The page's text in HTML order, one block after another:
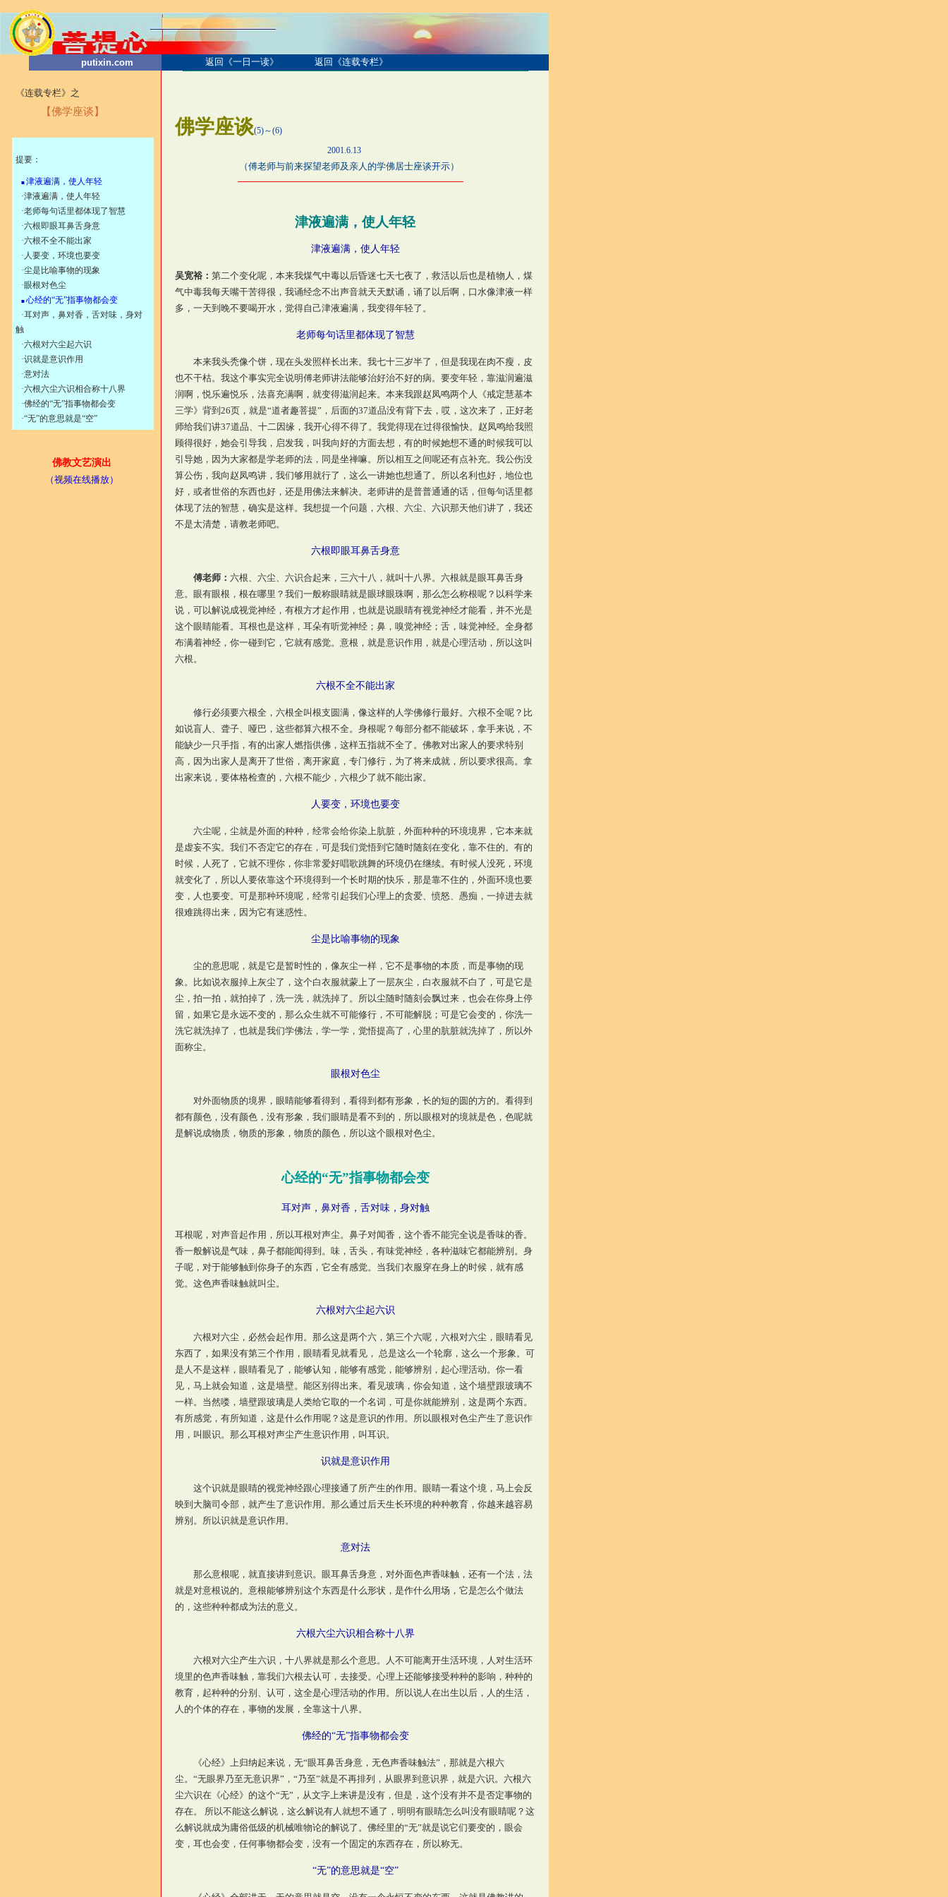
putixin.com 返回《一日一读》 返回《连载专栏》
佛教文艺演出
（视频在线播放）
佛学座谈(5)～(6)
2001.6.13
（傅老师与前来探望老师及亲人的学佛居士座谈开示）
津液遍满，使人年轻
津液遍满，使人年轻
吴宽裕： 第二个变化呢，本来我煤气中毒以后昏迷七天七夜了，救活以后也是植物人，煤
气中毒我每天嘴干苦得很，我诵经念不出声音就天天默诵，诵了以后啊，口水像津液一样
多，一天到晚不要喝开水，觉得自己津液遍满，我变得年轻了。
老师每句话里都体现了智慧
本来我头秃像个饼，现在头发照样长出来。我七十三岁半了，但是我现在肉不瘦，皮
也不干枯。我这个事实完全说明傅老师讲法能够治好治不好的病。要变年轻，靠滋润遍滋
润啊，悦乐遍悦乐，法喜充满啊，就变得滋润起来。本来我跟赵凤鸣两个人《戒定慧基本
三学》背到26页，就是“道者趣菩提”，后面的37道品没有背下去，哎，这次来了，正好老
师给我们讲37道品、十二因缘，我开心得不得了。我觉得现在过得很愉快。赵凤鸣给我照
顾得很好，她会引导我，启发我，叫我向好的方面去想，有的时候她想不通的时候我可以
引导她，因为大家都是学老师的法，同是坐禅嘛。所以相互之间呢还有点补充。我公伤没
算公伤，我向赵凤鸣讲，我们够用就行了，这么一讲她也想通了。所以名利也好，地位也
好，或者世俗的东西也好，还是用佛法来解决。老师讲的是普普通通的话，但每句话里都
体现了法的智慧，确实是这样。我想提一个问题，六根、六尘、六识那天他们讲了，我还
不是太清楚，请教老师吧。
六根即眼耳鼻舌身意
傅老师： 六根、六尘、六识合起来，三六十八，就叫十八界。六根就是眼耳鼻舌身
意。眼有眼根，根在哪里？我们一般称眼睛就是眼球眼珠啊，那么怎么称根呢？以科学来
说，可以解说成视觉神经，有根方才起作用，也就是说眼睛有视觉神经才能看，并不光是
这个眼睛能看。耳根也是这样，耳朵有听觉神经；鼻，嗅觉神经；舌，味觉神经。全身都
布满着神经，你一碰到它，它就有感觉。意根，就是意识作用，就是心理活动，所以这叫
六根。
六根不全不能出家
修行必须要六根全，六根全叫根支圆满，像这样的人学佛修行最好。六根不全呢？比
如说盲人、聋子、哑巴，这些都算六根不全。身根呢？每部分都不能破坏，拿手来说，不
能缺少一只手指，有的出家人燃指供佛，这样五指就不全了。佛教对出家人的要求特别
高，因为出家人是离开了世俗，离开家庭，专门修行，为了将来成就，所以要求很高。拿
出家来说，要体格检查的，六根不能少，六根少了就不能出家。
人要变，环境也要变
六尘呢，尘就是外面的种种，经常会给你染上肮脏，外面种种的环境境界，它本来就
是虚妄不实。我们不否定它的存在，可是我们觉悟到它随时随刻在变化，靠不住的。有的
时候，人死了，它就不理你，你非常爱好唱歌跳舞的环境仍在继续。有时候人没死，环境
就变化了，所以人要依靠这个环境得到一个长时期的快乐，那是靠不住的，外面环境也要
变，人也要变。可是那种环境呢，经常引起我们心理上的贪爱、愤怒、愚痴，一掉进去就
很难跳得出来，因为它有迷惑性。
尘是比喻事物的现象
尘的意思呢，就是它是暂时性的，像灰尘一样，它不是事物的本质，而是事物的现
象。比如说衣服掉上灰尘了，这个白衣服就蒙上了一层灰尘，白衣服就不白了，可是它是
尘，拍一拍，就拍掉了，洗一洗，就洗掉了。所以尘随时随刻会飘过来，也会在你身上停
留，如果它是永远不变的，那么众生就不可能修行，不可能解脱；可是它会变的，你洗一
洗它就洗掉了，也就是我们学佛法，学一学，觉悟提高了，心里的肮脏就洗掉了，所以外
面称尘。
眼根对色尘
对外面物质的境界，眼睛能够看得到，看得到都有形象，长的短的圆的方的。看得到
都有颜色，没有颜色，没有形象，我们眼睛是看不到的，所以眼根对的境就是色，色呢就
是解说成物质，物质的形象，物质的颜色，所以这个眼根对色尘。
心经的“无”指事物都会变
耳对声，鼻对香，舌对味，身对触
耳根呢，对声音起作用，所以耳根对声尘。鼻子对闻香，这个香不能完全说是香味的香。
香一般解说是气味，鼻子都能闻得到。味，舌头，有味觉神经，各种滋味它都能辨别。身
子呢，对于能够触到你身子的东西，它全有感觉。当我们衣服穿在身上的时候，就有感
觉。这色声香味触就叫尘。
六根对六尘起六识
六根对六尘，必然会起作用。那么这是两个六，第三个六呢，六根对六尘，眼睛看见
东西了，如果没有第三个作用，眼睛看见就看见， 总是这么一个轮廓，这么一个形象。可
是人不是这样，眼睛看见了，能够认知，能够有感觉，能够辨别，起心理活动。你一看
见，马上就会知道，这是墙壁。能区别得出来。看见玻璃，你会知道，这个墙壁跟玻璃不
一样。当然喽，墙壁跟玻璃是人类给它取的一个名词，可是你就能辨别，这是两个东西。
有所感觉，有所知道，这是什么作用呢？这是意识的作用。所以眼根对色尘产生了意识作
用，叫眼识。那么耳根对声尘产生意识作用，叫耳识。
识就是意识作用
这个识就是眼睛的视觉神经跟心理接通了所产生的作用。眼睛一看这个境，马上会反
映到大脑司令部，就产生了意识作用。那么通过后天生长环境的种种教育，你越来越容易
辨别。所以识就是意识作用。
意对法
那么意根呢，就直接讲到意识。眼耳鼻舌身意，对外面色声香味触，还有一个法，法
就是对意根说的。意根能够辨别这个东西是什么形状，是作什么用场，它是怎么个做法
的，这些种种都成为法的意义。
六根六尘六识相合称十八界
六根对六尘产生六识，十八界就是那么个意思。人不可能离开生活环境，人对生活环
境里的色声香味触，靠我们六根去认可，去接受。心理上还能够接受种种的影响，种种的
教育，起种种的分别、认可，这全是心理活动的作用。所以说人在出生以后，人的生活，
人的个体的存在，事物的发展，全靠这十八界。
佛经的“无”指事物都会变
《心经》上归纳起来说，无“眼耳鼻舌身意，无色声香味触法”，那就是六根六
尘。“无眼界乃至无意识界”，“乃至”就是不再排列，从眼界到意识界，就是六识。六根六
尘六识在《心经》的这个“无”，从文字上来讲是没有，但是，这个没有并不是否定事物的
存在。 所以不能这么解说，这么解说有人就想不通了，明明有眼睛怎么叫没有眼睛呢？这
么解说就成为庸俗低级的机械唯物论的解说了。佛经里的“无”就是说它们要变的，眼会
变，耳也会变，任何事物都会变，没有一个固定的东西存在，所以称无。
“无”的意思就是“空”
《连载专栏》之
【佛学座谈】
提要：
■ 津液遍满，使人年轻
·津液遍满，使人年轻
·老师每句话里都体现了智慧
·六根即眼耳鼻舌身意
·六根不全不能出家
· 人要变，环境也要变
·尘是比喻事物的现象
·眼根对色尘
■ 心经的“无”指事物都会变
·耳对声，鼻对香，舌对味，身对
触
·六根对六尘起六识
·识就是意识作用
·意对法
·六根六尘六识相合称十八界
·佛经的“无”指事物都会变
·“无”的意思就是“空”